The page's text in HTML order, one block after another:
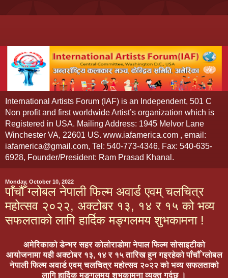
International Artists Forum (IAF) is an Independent, 501 C
Non profit and first worldwide Artist’s organization which is
Registered in USA. Mailing Address: 1945 Melvor Lane
Winchester VA, 22601 US. www.iafamerica.com , email:
iafamerica@gmail.com, Tel: 540-773-4346, Fax: 540-635-
6928, Founder/President: Ram Prasad Khanal.
Monday, October 10, 2022
पाँचौँ ग्लोबल नेपाली फिल्म अवार्ड एवम् चलचित्र
महोत्सव २०२२, अक्टोबर १३, १४ र १५ को भव्य
सफलताको लागि हार्दिक मङ्गलमय शुभकामना !
अमेरिकाको डेन्भर सहर कोलोराडोमा नेपाल फिल्म सोसाइटीको
आयोजनामा यही अक्टोबर १३, १४ र १५ तारिख हुन गइरहेको पाँचौँ ग्लोबल
नेपाली फिल्म अवार्ड एवम् चलचित्र महोत्सव २०२२ को भव्य सफलताको
लागि हार्दिक मङ्गलमय शुभकामना व्यक्त गर्दछु ।